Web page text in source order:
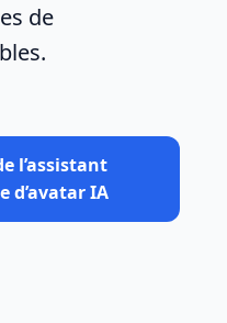
de
l’assistant
d’avatar IA